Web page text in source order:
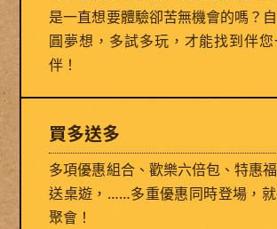
是一直想要體驗卻苦無機會的嗎？
圓夢想，多試多玩，才能找到伴
伴！
買多送多
多項優惠組合、歡樂六倍包、特惠
送桌遊，……多重優惠同時登場，
聚會！